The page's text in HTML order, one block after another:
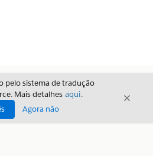
pelo sistema de tradução
Mais detalhes aqui.
Agora não
Fechar